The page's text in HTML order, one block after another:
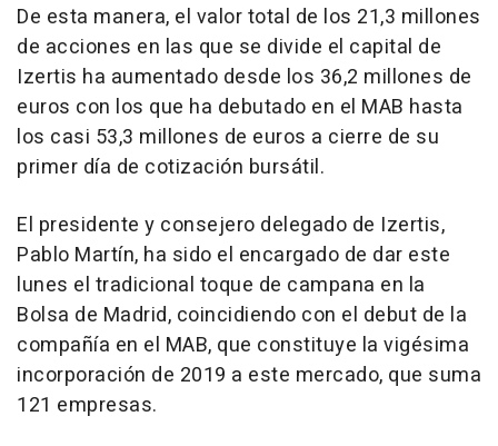
De esta manera, el valor total de los 21,3 millones
de acciones en las que se divide el capital de
Izertis ha aumentado desde los 36,2 millones de
euros con los que ha debutado en el MAB hasta
los casi 53,3 millones de euros a cierre de su
primer día de cotización bursátil.
El presidente y consejero delegado de Izertis,
Pablo Martín, ha sido el encargado de dar este
lunes el tradicional toque de campana en la
Bolsa de Madrid, coincidiendo con el debut de la
compañía en el MAB, que constituye la vigésima
incorporación de 2019 a este mercado, que suma
121 empresas.